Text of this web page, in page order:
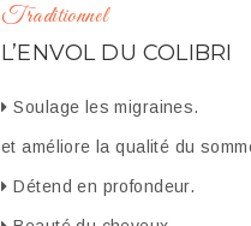
L’ENVOL DU COLIBRI
Traditionnel
Soulage les migraines.
et améliore la qualité du
Détend en profondeur.